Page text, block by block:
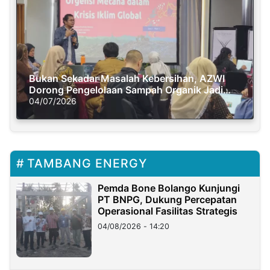
Bukan Sekadar Masalah Kebersihan, AZWI
Dorong Pengelolaan Sampah Organik Jadi
Solusi Krisis Iklim
04/07/2026
TAMBANG ENERGY
Pemda Bone Bolango Kunjungi
PT BNPG, Dukung Percepatan
Operasional Fasilitas Strategis
04/08/2026 - 14:20